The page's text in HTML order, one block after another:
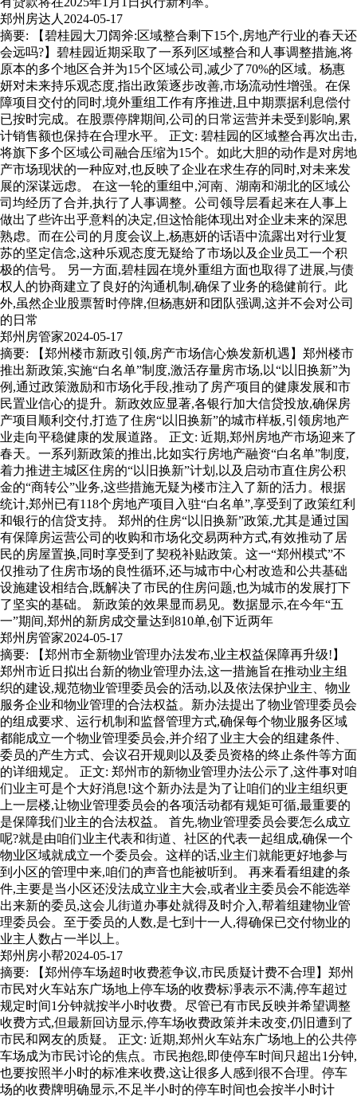
郑州房达人 2024-05-17
摘要: 【碧桂园大刀阔斧:区域整合剩下15个,房地产行业的春天还
会远吗?】碧桂园近期采取了一系列区域整合和人事调整措施,将
原本的多个地区合并为15个区域公司,减少了70%的区域。杨惠
妍对未来持乐观态度,指出政策逐步改善,市场流动性增强。在保
障项目交付的同时,境外重组工作有序推进,且中期票据利息偿付
已按时完成。在股票停牌期间,公司的日常运营并未受到影响,累
计销售额也保持在合理水平。 正文: 碧桂园的区域整合再次出击,
将旗下多个区域公司融合压缩为15个。如此大胆的动作是对房地
产市场现状的一种应对,也反映了企业在求生存的同时,对未来发
展的深谋远虑。 在这一轮的重组中,河南、湖南和湖北的区域公
司均经历了合并,执行了人事调整。公司领导层看起来在人事上
做出了些许出乎意料的决定,但这恰能体现出对企业未来的深思
熟虑。而在公司的月度会议上,杨惠妍的话语中流露出对行业复
苏的坚定信念,这种乐观态度无疑给了市场以及企业员工一个积
极的信号。 另一方面,碧桂园在境外重组方面也取得了进展,与债
权人的协商建立了良好的沟通机制,确保了业务的稳健前行。此
外,虽然企业股票暂时停牌,但杨惠妍和团队强调,这并不会对公司
的日常
郑州房管家2024-05-17
摘要: 【郑州楼市新政引领,房产市场信心焕发新机遇】郑州楼市
推出新政策,实施“白名单”制度,激活存量房市场,以“以旧换新”为
例,通过政策激励和市场化手段,推动了房产项目的健康发展和市
民置业信心的提升。新政效应显著,各银行加大信贷投放,确保房
产项目顺利交付,打造了住房“以旧换新”的城市样板,引领房地产
业走向平稳健康的发展道路。 正文: 近期,郑州房地产市场迎来了
春天。一系列新政策的推出,比如实行房地产融资“白名单”制度,
着力推进主城区住房的“以旧换新”计划,以及启动市直住房公积
金的“商转公”业务,这些措施无疑为楼市注入了新的活力。根据
统计,郑州已有118个房地产项目入驻“白名单”,享受到了政策红利
和银行的信贷支持。 郑州的住房“以旧换新”政策,尤其是通过国
有保障房运营公司的收购和市场化交易两种方式,有效推动了居
民的房屋置换,同时享受到了契税补贴政策。这一“郑州模式”不
仅推动了住房市场的良性循环,还与城市中心村改造和公共基础
设施建设相结合,既解决了市民的住房问题,也为城市的发展打下
了坚实的基础。 新政策的效果显而易见。数据显示,在今年“五
一”期间,郑州的新房成交量达到810单,创下近两年
郑州房管家2024-05-17
摘要: 【郑州市全新物业管理办法发布,业主权益保障再升级!】
郑州市近日拟出台新的物业管理办法,这一措施旨在推动业主组
织的建设,规范物业管理委员会的活动,以及依法保护业主、物业
服务企业和物业管理的合法权益。新办法提出了物业管理委员会
的组成要求、运行机制和监督管理方式,确保每个物业服务区域
都能成立一个物业管理委员会,并介绍了业主大会的组建条件、
委员的产生方式、会议召开规则以及委员资格的终止条件等方面
的详细规定。 正文: 郑州市的新物业管理办法公示了,这件事对咱
们业主可是个大好消息!这个新办法是为了让咱们的业主组织更
上一层楼,让物业管理委员会的各项活动都有规矩可循,最重要的
是保障我们业主的合法权益。 首先,物业管理委员会要怎么成立
呢?就是由咱们业主代表和街道、社区的代表一起组成,确保一个
物业区域就成立一个委员会。这样的话,业主们就能更好地参与
到小区的管理中来,咱们的声音也能被听到。 再来看看组建的条
件,主要是当小区还没法成立业主大会,或者业主委员会不能选举
出来新的委员,这会儿街道办事处就得及时介入,帮着组建物业管
理委员会。至于委员的人数,是七到十一人,得确保已交付物业的
业主人数占一半以上。
郑州房小帮2024-05-17
摘要: 【郑州停车场超时收费惹争议,市民质疑计费不合理】郑州
市民对火车站东广场地上停车场的收费标凈表示不满,停车超过
规定时间1分钟就按半小时收费。尽管已有市民反映并希望调整
收费方式,但最新回访显示,停车场收费政策并未改变,仍旧遭到了
市民和网友的质疑。 正文: 近期,郑州火车站东广场地上的公共停
车场成为市民讨论的焦点。市民抱怨,即使停车时间只超出1分钟,
也要按照半小时的标准来收费,这让很多人感到很不合理。停车
场的收费牌明确显示,不足半小时的停车时间也会按半小时计